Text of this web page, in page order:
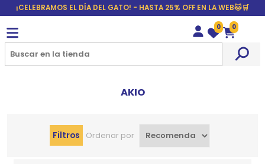
¡CELEBRAMOS EL DÍA DEL GATO! - HASTA 25% OFF EN LA WEB🐱🛒
Wishlist
0
Carrito
0
AKIO
Filtros Ordenar por